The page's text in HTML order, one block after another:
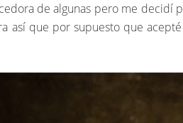
de algunas pero me decidí
así que por supuesto que